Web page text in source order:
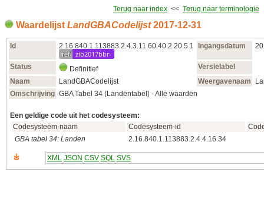
Terug naar index << Terug naar terminologie
Waardelijst LandGBACodelijst2017‑12‑31
Id 2.16.840.1.113883.2.4.3.11.60.40.2.20.5.1
ref zib2017bbr-
Ingangsdatum
Status Definitief
Versielabel
Naam
LandGBACodelijst Weergavenaam
Omschrijving GBA Tabel 34 (Landentabel) - Alle waarden
Een geldige code uit het codesysteem:
Codesysteem-naam
Codesysteem-id
GBA tabel 34: Landen
2.16.840.1.113883.2.4.4.16.34
XML JSON CSV SQL SVS